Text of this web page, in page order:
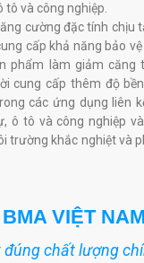
và công nghiệp.
cường đặc tính chịu
cấp khả năng bảo
phẩm làm giảm căng
cung cấp thêm độ
các ứng dụng liên
ô tô và công nghiệp
trường khắc nghiệt và
BMA VIỆT NAM
đúng chất lượng